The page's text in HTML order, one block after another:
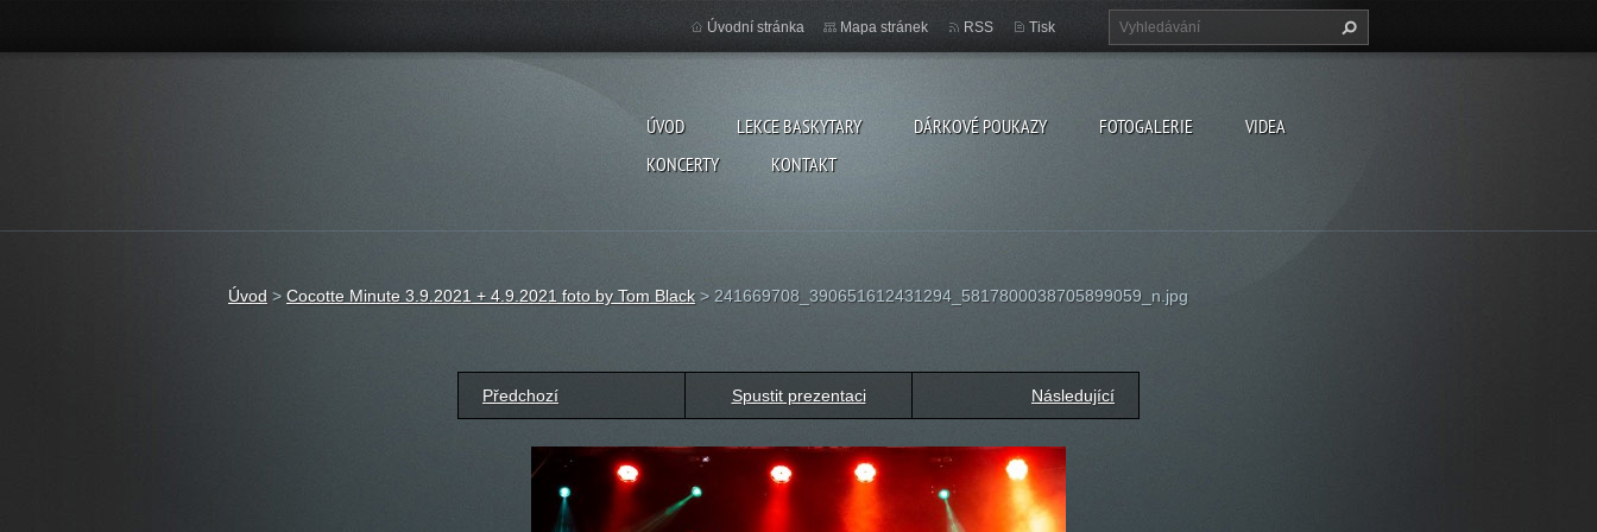
ÚVOD LEKCE BASKYTARY DÁRKOVÉ POUKAZY FOTOGALERIE
VIDEA
KONCERTY
KONTAKT
Úvodní stránka Mapa stránek RSS Tisk
Úvod > Cocotte Minute 3.9.2021 + 4.9.2021 foto by Tom Black > 241669708_390651612431294_5817800038705899059_n.jpg
Předchozí Spustit prezentaci Následující